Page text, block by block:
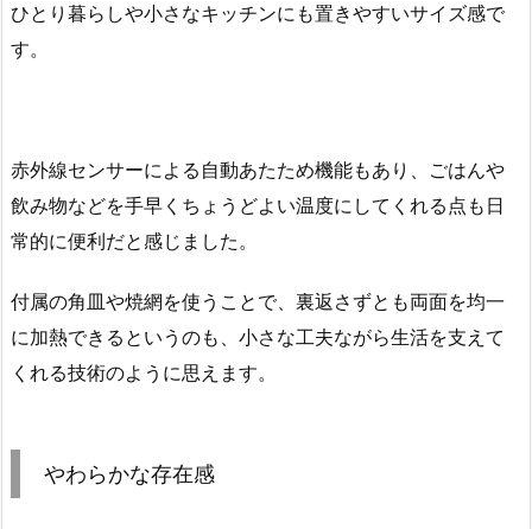
ひとり暮らしや小さなキッチンにも置きやすいサイズ感で
す。
赤外線センサーによる自動あたため機能もあり、ごはんや
飲み物などを手早くちょうどよい温度にしてくれる点も日
常的に便利だと感じました。
付属の角皿や焼網を使うことで、裏返さずとも両面を均一
に加熱できるというのも、小さな工夫ながら生活を支えて
くれる技術のように思えます。
やわらかな存在感